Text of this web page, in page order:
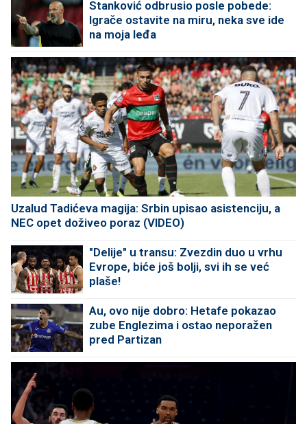
Stanković odbrusio posle pobede:
Igrače ostavite na miru, neka sve ide
na moja leđa
Uzalud Tadićeva magija: Srbin upisao asistenciju, a
NEC opet doživeo poraz (VIDEO)
"Delije" u transu: Zvezdin duo u vrhu
Evrope, biće još bolji, svi ih se već
plaše!
Au, ovo nije dobro: Hetafe pokazao
zube Englezima i ostao neporažen
pred Partizan